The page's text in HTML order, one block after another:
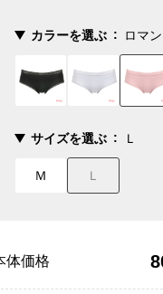
カラーを選ぶ ロマ
サイズを選ぶ Ｌ
Ｍ Ｌ
体価格